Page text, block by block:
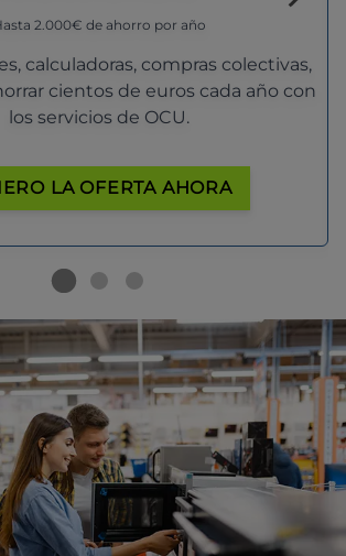
2.000€ de ahorro por año
calculadoras, compras colectivas,
cientos de euros cada año con
los servicios de OCU.
LA OFERTA AHORA